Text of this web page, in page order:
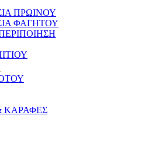
ΠΡΩΙΝΟΥ
ΦΑΓΗΤΟΥ
ΚΑΡΑΦΕΣ